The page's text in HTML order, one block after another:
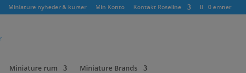
Miniature nyheder & kurser Min Konto Kontakt Roseline 0 emner
Miniature rum Miniature Brands